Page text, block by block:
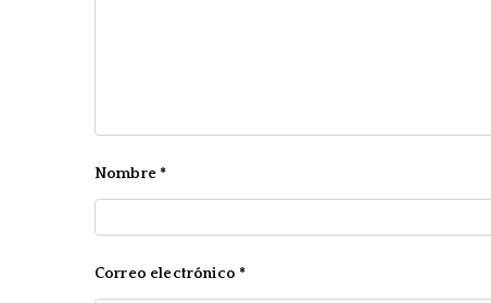
Nombre *
Correo electrónico *